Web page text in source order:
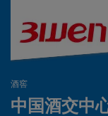
酒窖
中国酒交中